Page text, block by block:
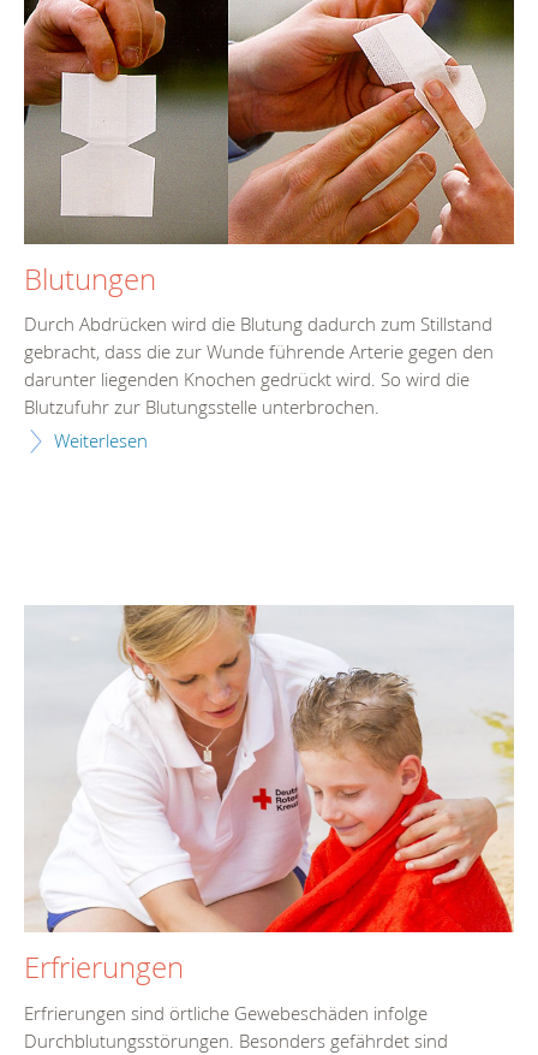
Blutungen
Durch Abdrücken wird die Blutung dadurch zum Stillstand
gebracht, dass die zur Wunde führende Arterie gegen den
darunter liegenden Knochen gedrückt wird. So wird die
Blutzufuhr zur Blutungsstelle unterbrochen.
Weiterlesen
Erfrierungen
Erfrierungen sind örtliche Gewebeschäden infolge
Durchblutungsstörungen. Besonders gefährdet sind